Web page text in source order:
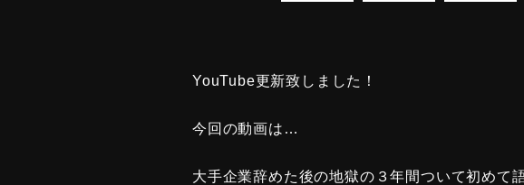
YouTube更新致しました！
今回の動画は…
大手企業辞めた後の地獄の３年間ついて初めて